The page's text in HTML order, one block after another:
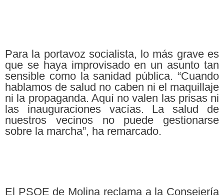
Para la portavoz socialista, lo más grave es
que se haya improvisado en un asunto tan
sensible como la sanidad pública. “Cuando
hablamos de salud no caben ni el maquillaje
ni la propaganda. Aquí no valen las prisas ni
las inauguraciones vacías. La salud de
nuestros vecinos no puede gestionarse
sobre la marcha”, ha remarcado.
El PSOE de Molina reclama a la Consejería